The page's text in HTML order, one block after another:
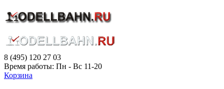
8 (495) 120 27 03
Время работы: Пн - Вс 11-20
Корзина